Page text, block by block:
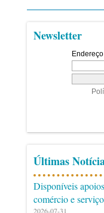
Newsletter
Últimas
Disponíveis
comércio e
2026-07-31